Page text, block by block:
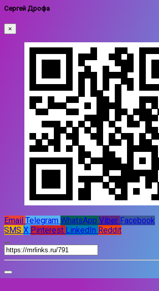
Сергей Дрофа
×
Email Telegram WhatsApp Viber Facebook
SMS X Pinterest LinkedIn Reddit